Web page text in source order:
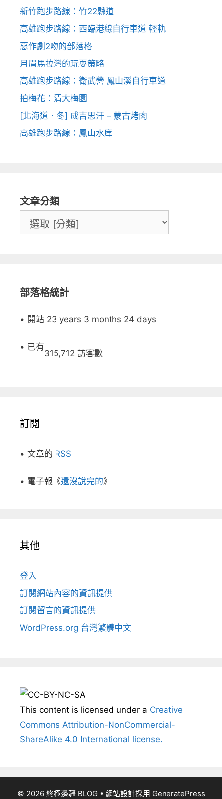
新竹跑步路線：竹22縣道
高雄跑步路線：西臨港線自行車道 輕軌
惡作劇2吻的部落格
月眉馬拉灣的玩耍策略
高雄跑步路線：衛武營 鳳山溪自行車道
拍梅花：清大梅園
[北海道．冬] 成吉思汗 – 蒙古烤肉
高雄跑步路線：鳳山水庫
文章分類
部落格統計
• 開站 23 years 3 months 24 days
• 已有
315,712 訪客數
訂閱
• 文章的 RSS
• 電子報《還沒說完的》
其他
登入
訂閱網站內容的資訊提供
訂閱留言的資訊提供
WordPress.org 台灣繁體中文
This content is licensed under a Creative
Commons Attribution-NonCommercial-
ShareAlike 4.0 International license.
© 2026 終極邊疆 BLOG• 網站設計採用 GeneratePress